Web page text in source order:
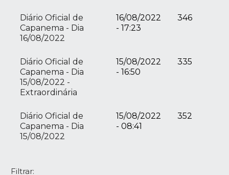
Diário Oficial de
Capanema - Dia
16/08/2022
16/08/2022
- 17:23
346
Diário Oficial de
Capanema - Dia
15/08/2022 -
Extraordinária
15/08/2022
- 16:50
335
Diário Oficial de
Capanema - Dia
15/08/2022
15/08/2022
- 08:41
352
Filtrar: